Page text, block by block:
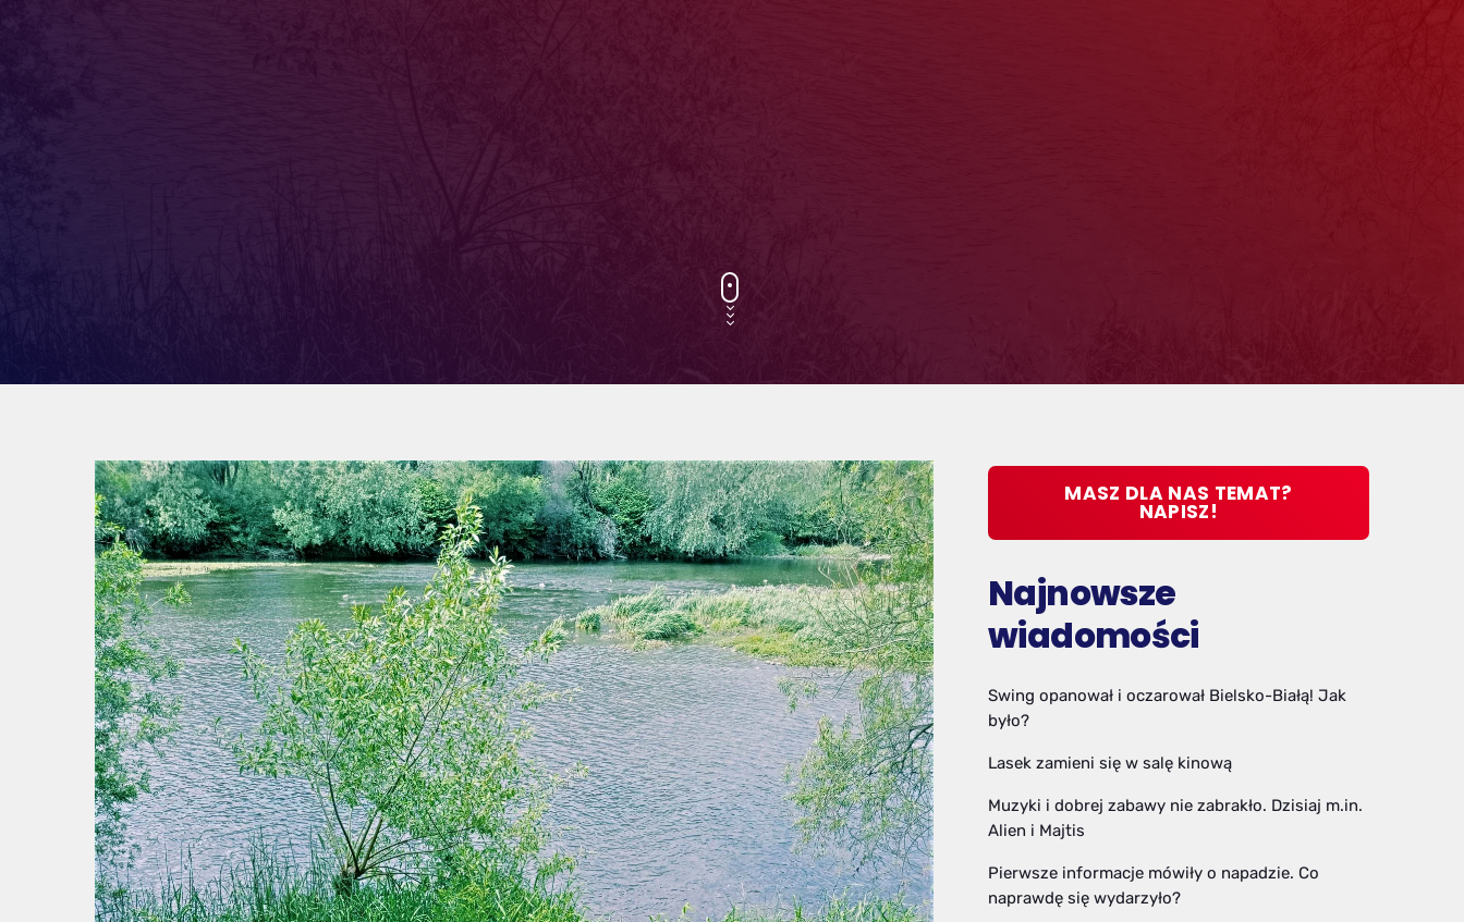
MASZ DLA NAS TEMAT?
NAPISZ!
Najnowsze
wiadomości
Swing opanował i oczarował Bielsko-Białą! Jak
było?
Lasek zamieni się w salę kinową
Muzyki i dobrej zabawy nie zabrakło. Dzisiaj m.in.
Alien i Majtis
Pierwsze informacje mówiły o napadzie. Co
naprawdę się wydarzyło?